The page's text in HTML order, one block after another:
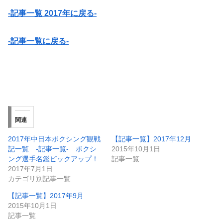
-記事一覧 2017年に戻る-
-記事一覧に戻る-
関連
2017年中日本ボクシング観戦
記一覧 -記事一覧- ボクシ
ング選手名鑑ピックアップ！
2017年7月1日
カテゴリ別記事一覧
【記事一覧】2017年12月
2015年10月1日
記事一覧
【記事一覧】2017年9月
2015年10月1日
記事一覧